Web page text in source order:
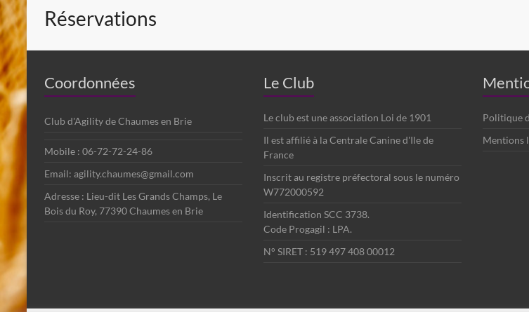
Réservations
Coordonnées
Club d'Agility de Chaumes en Brie
Mobile : 06-72-72-24-86
Email: agility.chaumes@gmail.com
Adresse : Lieu-dit Les Grands Champs, Le
Bois du Roy, 77390 Chaumes en Brie
Le Club
Le club est une association Loi de 1901
Il est affilié à la Centrale Canine d'Ile de
France
Inscrit au registre préfectoral sous le numéro
W772000592
Identification SCC 3738.
Code Progagil : LPA.
N° SIRET : 519 497 408 00012
Politique
Mentions